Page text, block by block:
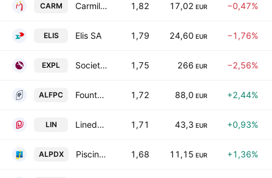
CARM Carmila SA 1,82 17,02 EUR −0,47%
ELIS Elis SA 1,79 24,60 EUR −1,76%
EXPL Societe Explosifs et Produits Chimiques SA 1,75 266 EUR −2,56%
ALFPC Fountaine Pajot SA 1,72 88,0 EUR +2,44%
LIN Linedata Services SA 1,71 43,3 EUR +0,93%
ALPDX Piscine Desjoyaux SA 1,68 11,15 EUR +1,36%